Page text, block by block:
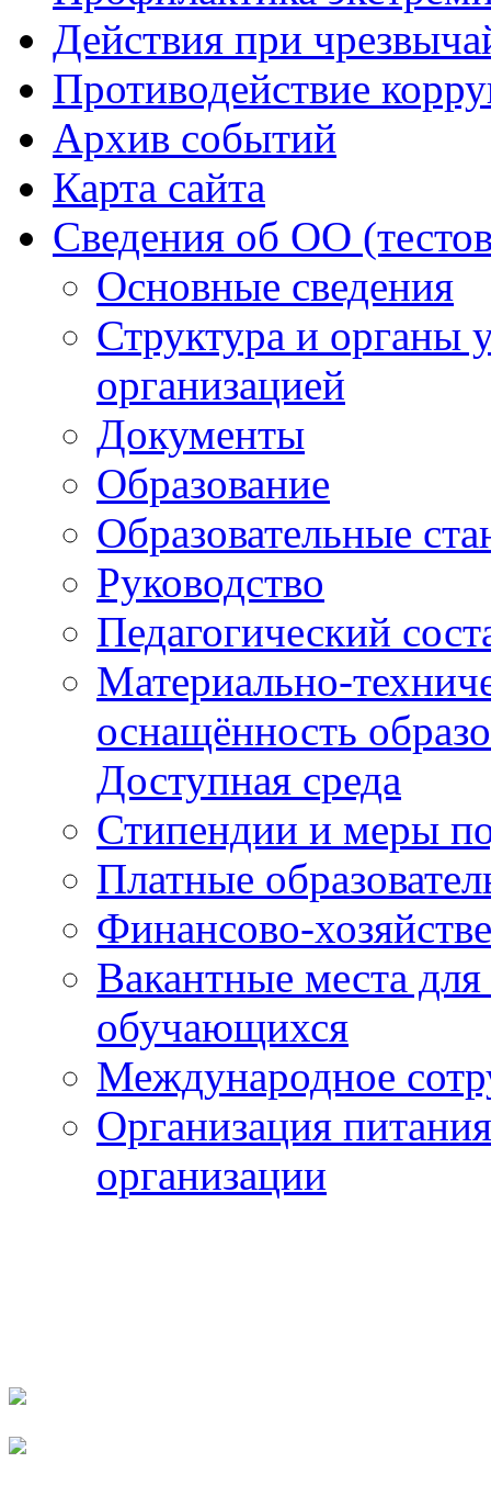
Действия при
Противодействие
Архив событий
Карта сайта
Сведения об ОО
Основные сведения
Структура и органы
организацией
Документы
Образование
Образовательные
Руководство
Педагогический
Материально-
оснащённость
Доступная среда
Стипендии и меры
Платные
Финансово-
Вакантные места
обучающихся
Международное
Организация
организации